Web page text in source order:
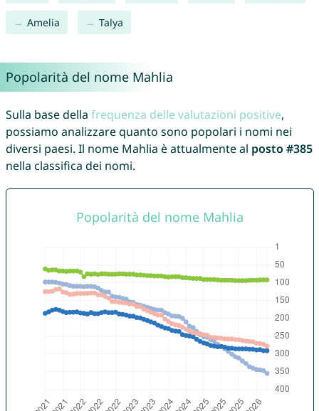
Amelia Talya
Popolarità del nome Mahlia
Sulla base della frequenza delle valutazioni positive,
possiamo analizzare quanto sono popolari i nomi nei
diversi paesi. Il nome Mahlia è attualmente al posto #385
nella classifica dei nomi.